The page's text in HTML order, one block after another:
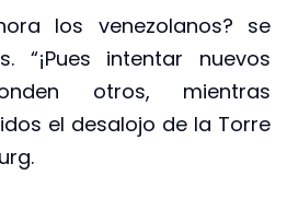
los venezolanos? se
“¡Pues intentar nuevos
otros, mientras
el desalojo de la Torre